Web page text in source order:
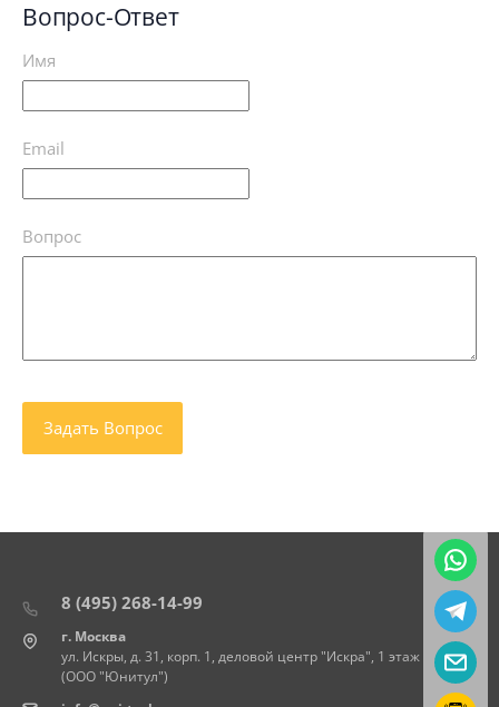
Вопрос-Ответ
Имя
Email
Вопрос
8 (495) 268-14-99
г. Москва
ул. Искры, д. 31, корп. 1, деловой центр "Искра", 1 этаж
(ООО "Юнитул")